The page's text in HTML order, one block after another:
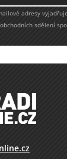
adresy
sdělení